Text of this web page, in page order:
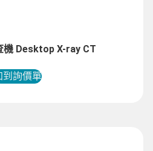
機 Desktop X-ray CT
到詢價單